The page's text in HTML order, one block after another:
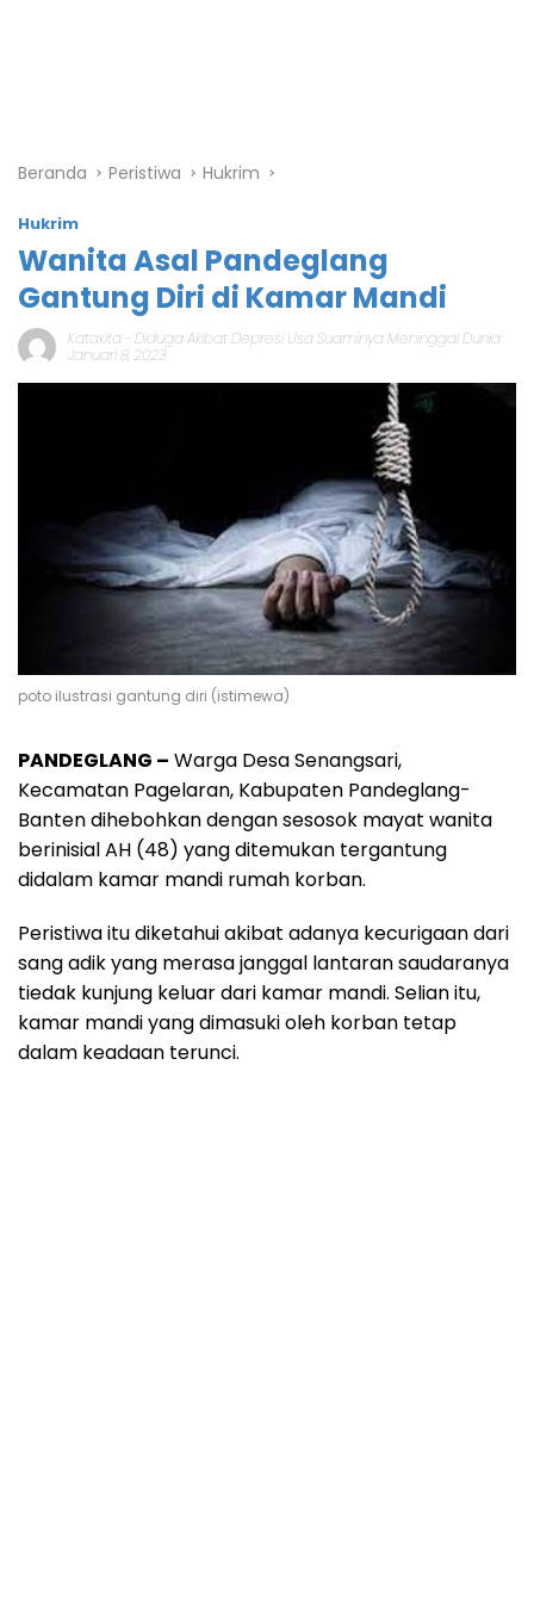
Beranda Peristiwa Hukrim
Hukrim
Wanita Asal Pandeglang
Gantung Diri di Kamar Mandi
Katakita- Diduga Akibat Depresi Usa Suaminya Meninggal Dunia
Januari 8, 2023
poto ilustrasi gantung diri (istimewa)
PANDEGLANG – Warga Desa Senangsari,
Kecamatan Pagelaran, Kabupaten Pandeglang-
Banten dihebohkan dengan sesosok mayat wanita
berinisial AH (48) yang ditemukan tergantung
didalam kamar mandi rumah korban.
Peristiwa itu diketahui akibat adanya kecurigaan dari
sang adik yang merasa janggal lantaran saudaranya
tiedak kunjung keluar dari kamar mandi. Selian itu,
kamar mandi yang dimasuki oleh korban tetap
dalam keadaan terunci.